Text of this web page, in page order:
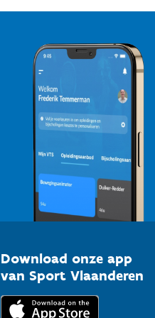
Download onze app
van Sport Vlaanderen